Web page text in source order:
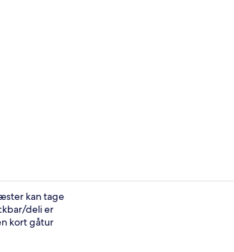
kan tage
deli er
kort gåtur